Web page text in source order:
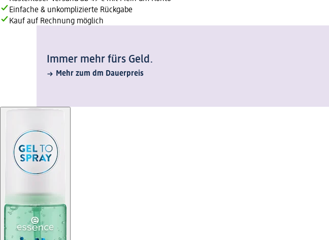
Einfache & unkomplizierte Rückgabe
Kauf auf Rechnung möglich
Immer mehr fürs Geld.
Mehr zum dm Dauerpreis